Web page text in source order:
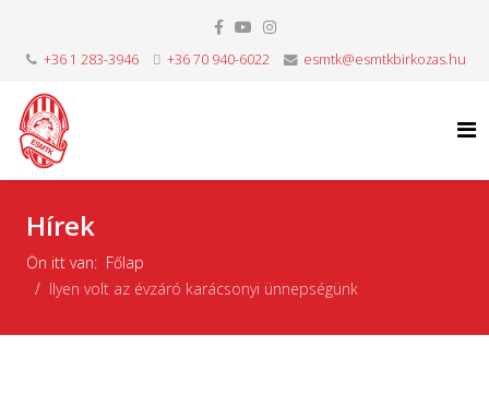
+36 1 283-3946 +36 70 940-6022 esmtk@esmtkbirkozas.hu
Hírek
Ön itt van: Főlap
Ilyen volt az évzáró karácsonyi ünnepségünk